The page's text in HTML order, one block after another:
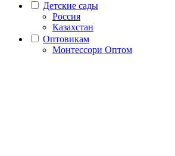
Детские сады
Россия
Казахстан
Оптовикам
Монтессори Оптом